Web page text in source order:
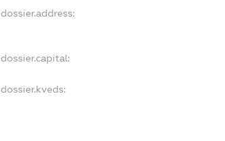
dossier.address:
dossier.capital:
dossier.kveds: